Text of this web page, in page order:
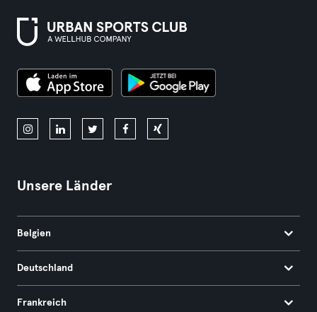
Unsere Länder
Belgien
Deutschland
Frankreich